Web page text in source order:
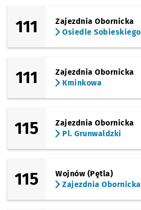
111
Zajezdnia Obornicka
Osiedle Sobieskiego
111
Zajezdnia Obornicka
Kminkowa
115
Zajezdnia Obornicka
Pl. Grunwaldzki
115
Wojnów (Pętla)
Zajezdnia Obornicka